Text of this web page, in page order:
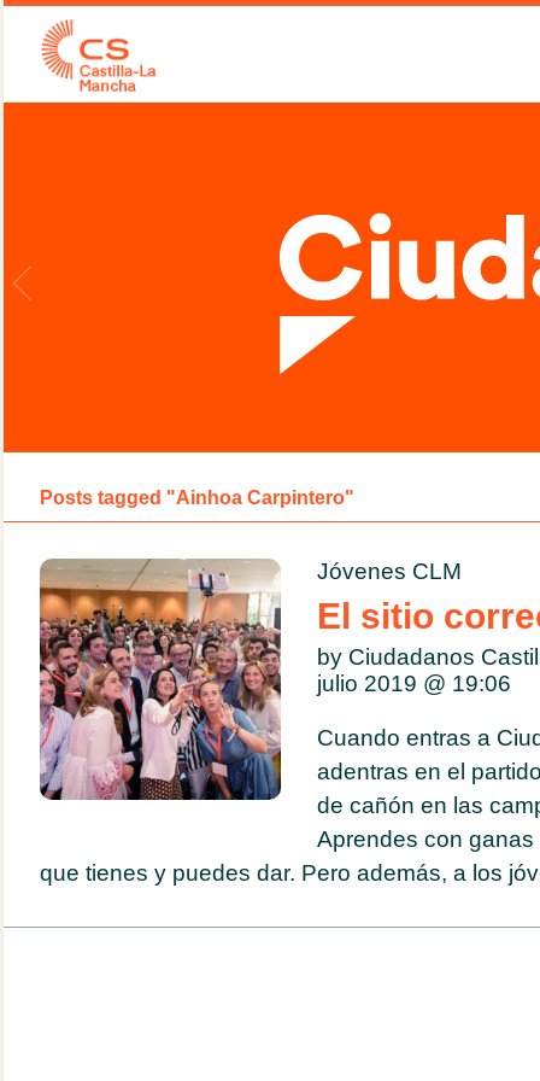
Posts tagged "Ainhoa Carpintero"
Jóvenes CLM
El sitio
by Ciudadanos
julio 2019 @ 19:06
Cuando entras a
adentras en el
de cañón en las
Aprendes con
que tienes y puedes dar. Pero además, a los